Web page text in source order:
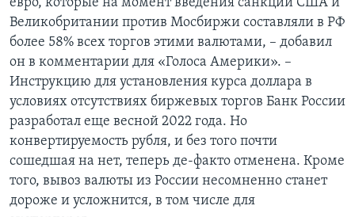
евро, которые на момент введения санкций США и
Великобритании против Мосбиржи составляли в РФ
более 58% всех торгов этими валютами, – добавил
он в комментарии для «Голоса Америки». –
Инструкцию для установления курса доллара в
условиях отсутствиях биржевых торгов Банк России
разработал еще весной 2022 года. Но
конвертируемость рубля, и без того почти
сошедшая на нет, теперь де-факто отменена. Кроме
того, вывоз валюты из России несомненно станет
дороже и усложнится, в том числе для